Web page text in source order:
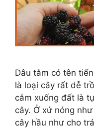
Dâu tằm có tên
là loại cây rất dễ
cắm xuống đất là
cây. Ở xứ nóng
cây hầu như cho